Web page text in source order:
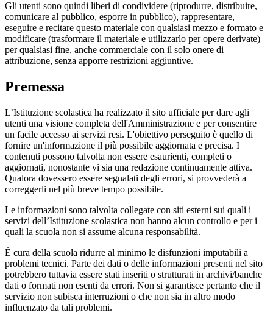
Gli utenti sono quindi liberi di condividere (riprodurre, distribuire,
comunicare al pubblico, esporre in pubblico), rappresentare,
eseguire e recitare questo materiale con qualsiasi mezzo e formato e
modificare (trasformare il materiale e utilizzarlo per opere derivate)
per qualsiasi fine, anche commerciale con il solo onere di
attribuzione, senza apporre restrizioni aggiuntive.
Premessa
L’Istituzione scolastica ha realizzato il sito ufficiale per dare agli
utenti una visione completa dell'Amministrazione e per consentire
un facile accesso ai servizi resi. L'obiettivo perseguito è quello di
fornire un'informazione il più possibile aggiornata e precisa. I
contenuti possono talvolta non essere esaurienti, completi o
aggiornati, nonostante vi sia una redazione continuamente attiva.
Qualora dovessero essere segnalati degli errori, si provvederà a
correggerli nel più breve tempo possibile.
Le informazioni sono talvolta collegate con siti esterni sui quali i
servizi dell’Istituzione scolastica non hanno alcun controllo e per i
quali la scuola non si assume alcuna responsabilità.
È cura della scuola ridurre al minimo le disfunzioni imputabili a
problemi tecnici. Parte dei dati o delle informazioni presenti nel sito
potrebbero tuttavia essere stati inseriti o strutturati in archivi/banche
dati o formati non esenti da errori. Non si garantisce pertanto che il
servizio non subisca interruzioni o che non sia in altro modo
influenzato da tali problemi.